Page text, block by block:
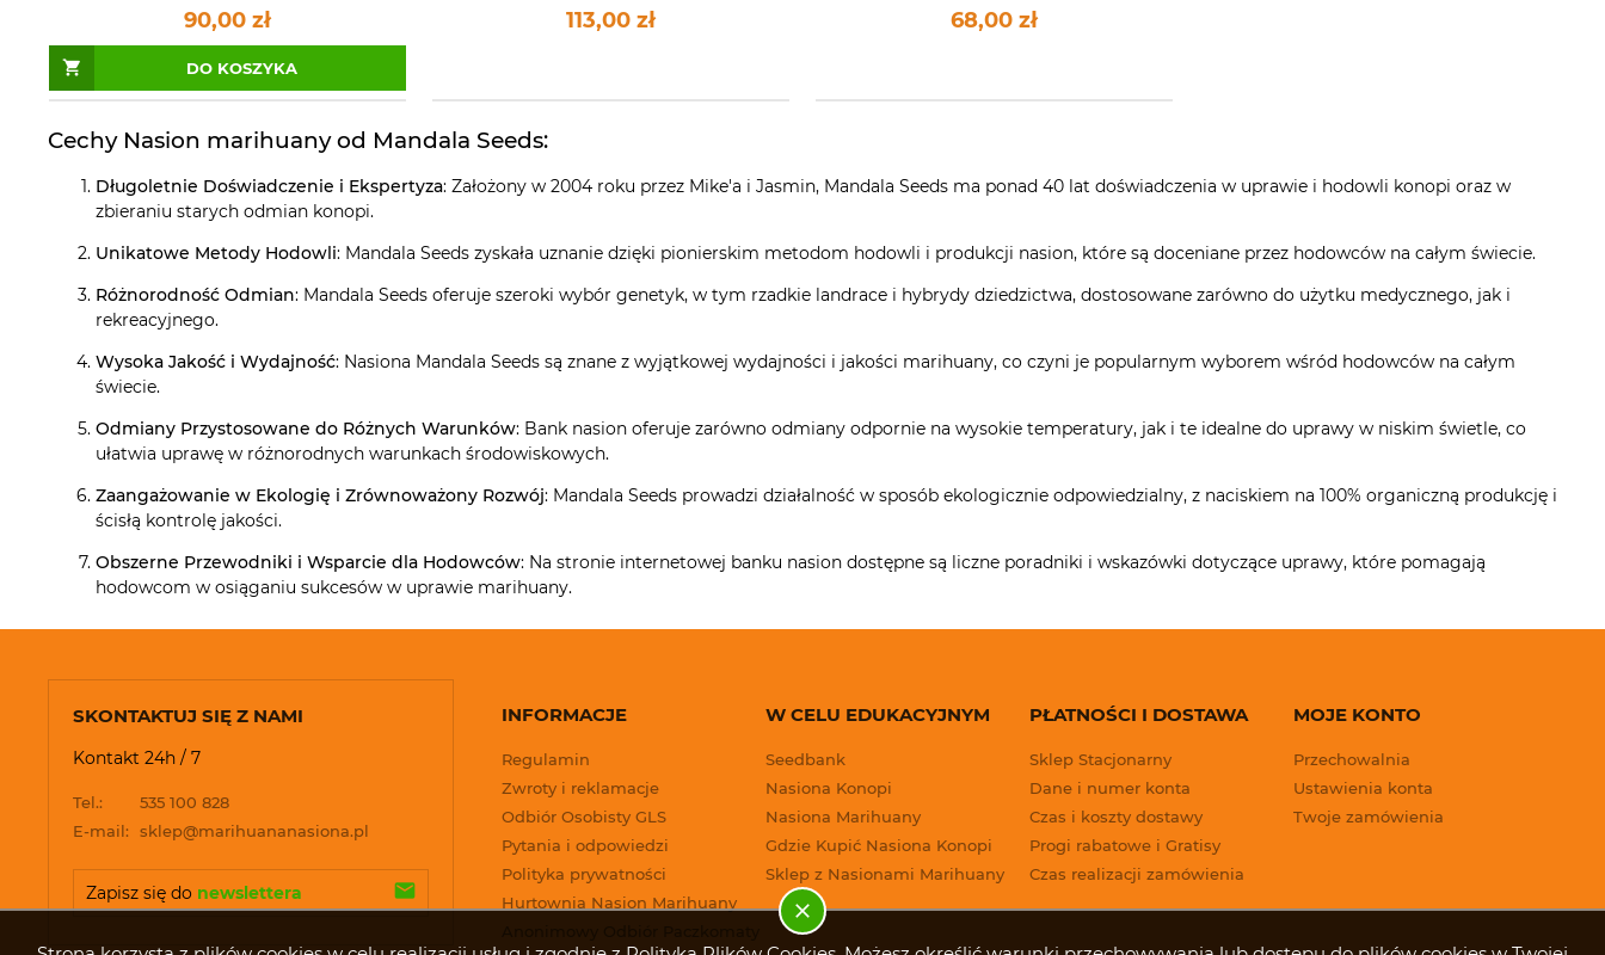
90,00 zł
DO KOSZYKA
113,00 zł 68,00 zł
Cechy Nasion marihuany od Mandala Seeds:
Długoletnie Doświadczenie i Ekspertyza: Założony w 2004 roku przez Mike'a i Jasmin, Mandala Seeds ma ponad 40 lat doświadczenia w uprawie i hodowli konopi oraz w
zbieraniu starych odmian konopi.
Unikatowe Metody Hodowli: Mandala Seeds zyskała uznanie dzięki pionierskim metodom hodowli i produkcji nasion, które są doceniane przez hodowców na całym świecie.
Różnorodność Odmian: Mandala Seeds oferuje szeroki wybór genetyk, w tym rzadkie landrace i hybrydy dziedzictwa, dostosowane zarówno do użytku medycznego, jak i
rekreacyjnego.
Wysoka Jakość i Wydajność: Nasiona Mandala Seeds są znane z wyjątkowej wydajności i jakości marihuany, co czyni je popularnym wyborem wśród hodowców na całym
świecie.
Odmiany Przystosowane do Różnych Warunków: Bank nasion oferuje zarówno odmiany odpornie na wysokie temperatury, jak i te idealne do uprawy w niskim świetle, co
ułatwia uprawę w różnorodnych warunkach środowiskowych.
Zaangażowanie w Ekologię i Zrównoważony Rozwój: Mandala Seeds prowadzi działalność w sposób ekologicznie odpowiedzialny, z naciskiem na 100% organiczną produkcję i
ścisłą kontrolę jakości.
Obszerne Przewodniki i Wsparcie dla Hodowców: Na stronie internetowej banku nasion dostępne są liczne poradniki i wskazówki dotyczące uprawy, które pomagają
hodowcom w osiąganiu sukcesów w uprawie marihuany.
INFORMACJE
Regulamin
Zwroty i reklamacje
Odbiór Osobisty GLS
Pytania i odpowiedzi
Polityka prywatności
Hurtownia Nasion Marihuany
W CELU EDUKACYJNYM
Seedbank
Nasiona Konopi
Nasiona Marihuany
Gdzie Kupić Nasiona Konopi
Sklep z Nasionami Marihuany
PŁATNOŚCI I DOSTAWA
Sklep Stacjonarny
Dane i numer konta
Czas i koszty dostawy
Progi rabatowe i Gratisy
Czas realizacji zamówienia
MOJE KONTO
Przechowalnia
Ustawienia konta
Twoje zamówienia
SKONTAKTUJ SIĘ Z NAMI
Kontakt 24h / 7
Tel.:
535 100 828
E-mail: sklep@marihuananasiona.pl
Zapisz się do newslettera